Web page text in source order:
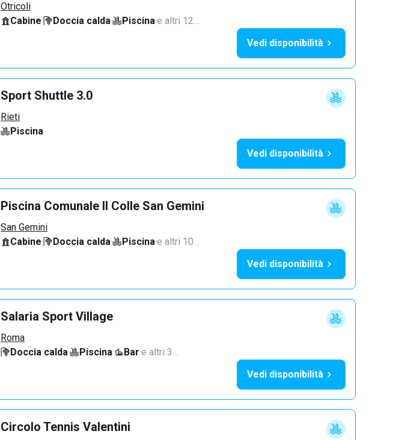
Otricoli
Cabine· Doccia calda· Piscina·e altri 12…
Vedi disponibilità
Sport Shuttle 3.0
Rieti
Piscina
Vedi disponibilità
Piscina Comunale Il Colle San Gemini
San Gemini
Cabine· Doccia calda· Piscina·e altri 10…
Vedi disponibilità
Salaria Sport Village
Roma
Doccia calda· Piscina· Bar·e altri 3…
Vedi disponibilità
Circolo Tennis Valentini